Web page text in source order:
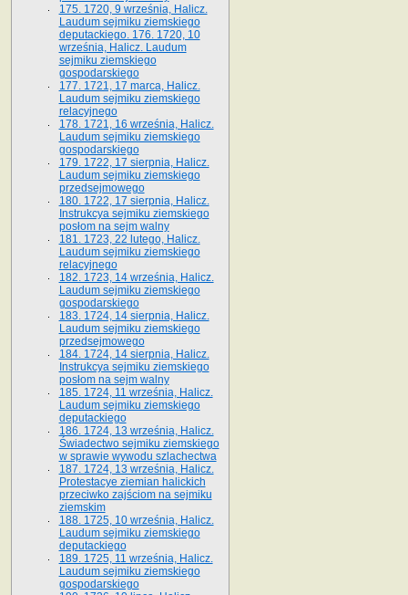
175. 1720, 9 września, Halicz.
Laudum sejmiku ziemskiego
deputackiego. 176. 1720, 10
września, Halicz. Laudum
sejmiku ziemskiego
gospodarskiego
177. 1721, 17 marca, Halicz.
Laudum sejmiku ziemskiego
relacyjnego
178. 1721, 16 września, Halicz.
Laudum sejmiku ziemskiego
gospodarskiego
179. 1722, 17 sierpnia, Halicz.
Laudum sejmiku ziemskiego
przedsejmowego
180. 1722, 17 sierpnia, Halicz.
Instrukcya sejmiku ziemskiego
posłom na sejm walny
181. 1723, 22 lutego, Halicz.
Laudum sejmiku ziemskiego
relacyjnego
182. 1723, 14 września, Halicz.
Laudum sejmiku ziemskiego
gospodarskiego
183. 1724, 14 sierpnia, Halicz.
Laudum sejmiku ziemskiego
przedsejmowego
184. 1724, 14 sierpnia, Halicz.
Instrukcya sejmiku ziemskiego
posłom na sejm walny
185. 1724, 11 września, Halicz.
Laudum sejmiku ziemskiego
deputackiego
186. 1724, 13 września, Halicz.
Świadectwo sejmiku ziemskiego
w sprawie wywodu szlachectwa
187. 1724, 13 września, Halicz.
Protestacye ziemian halickich
przeciwko zajściom na sejmiku
ziemskim
188. 1725, 10 września, Halicz.
Laudum sejmiku ziemskiego
deputackiego
189. 1725, 11 września, Halicz.
Laudum sejmiku ziemskiego
gospodarskiego